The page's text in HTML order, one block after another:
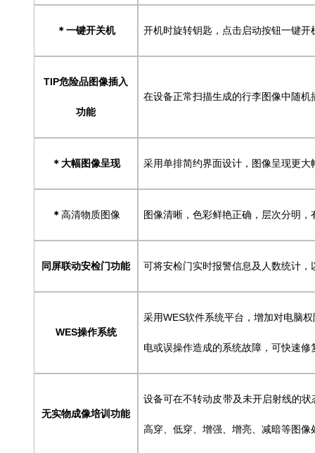
＊ 一键开关机 开机时旋转钥匙，点击启动按钮一键
TIP危险品图像插入
功能
在设备正常扫描生成的行李图像中随
＊ 大幅图像呈现 采用单排简约界面设计，图像呈现更
＊ 高清物质图像 图像清晰，色彩鲜艳正确，层次分明
同屏联动安检门功能 可将安检门实时报警信息及人数统计
WES操作系统
采用WES软件系统平台，增加对电脑
电或误操作造成的系统故障，可快速修
无实物成像培训功能
设备可在不转动皮带及未开启射线的
高穿、低穿、增强、增亮、减暗等图